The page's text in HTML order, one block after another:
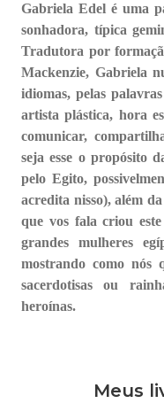
Gabriela Edel é uma
sonhadora, típica
Tradutora por
Mackenzie, Gabriela
idiomas, pelas
artista plástica, hora
comunicar,
seja esse o propósito
pelo Egito,
acredita nisso), além
que vos fala criou
grandes mulheres
mostrando como nós
sacerdotisas ou
heroínas.
Meus